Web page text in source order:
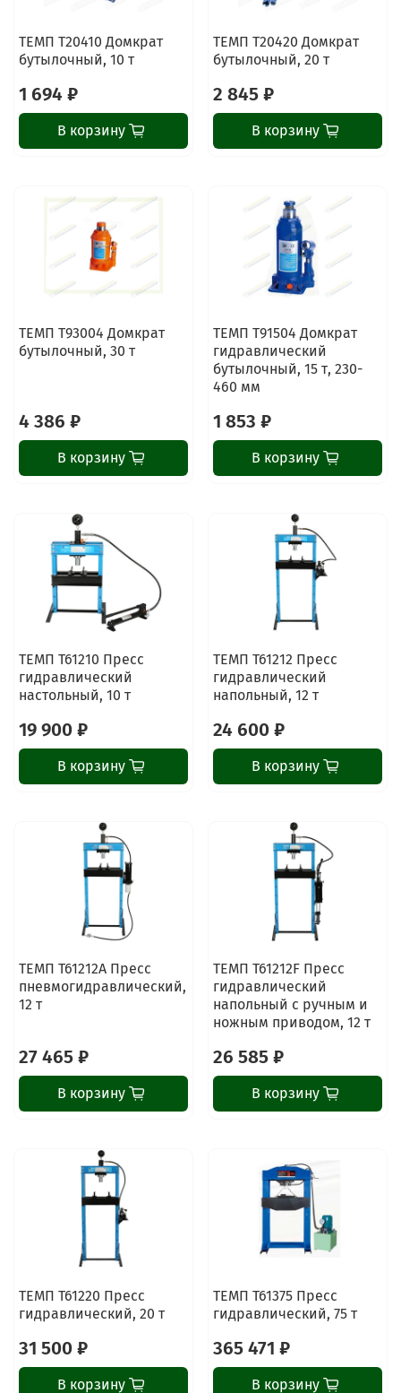
ТЕМП T20410 Домкрат
бутылочный, 10 т
1 694 ₽
В корзину
ТЕМП T20420 Домкрат
бутылочный, 20 т
2 845 ₽
В корзину
ТЕМП T93004 Домкрат
бутылочный, 30 т
4 386 ₽
В корзину
ТЕМП T91504 Домкрат
гидравлический
бутылочный, 15 т, 230-
460 мм
1 853 ₽
В корзину
ТЕМП T61210 Пресс
гидравлический
настольный, 10 т
19 900 ₽
В корзину
ТЕМП T61212 Пресс
гидравлический
напольный, 12 т
24 600 ₽
В корзину
ТЕМП T61212A Пресс
пневмогидравлический,
12 т
27 465 ₽
В корзину
ТЕМП T61212F Пресс
гидравлический
напольный с ручным и
ножным приводом, 12 т
26 585 ₽
В корзину
ТЕМП T61220 Пресс
гидравлический, 20 т
31 500 ₽
В корзину
ТЕМП T61375 Пресс
гидравлический, 75 т
365 471 ₽
В корзину
ChatApp
online
Наши мессенджеры
Свяжитесь с нами через любой удобный